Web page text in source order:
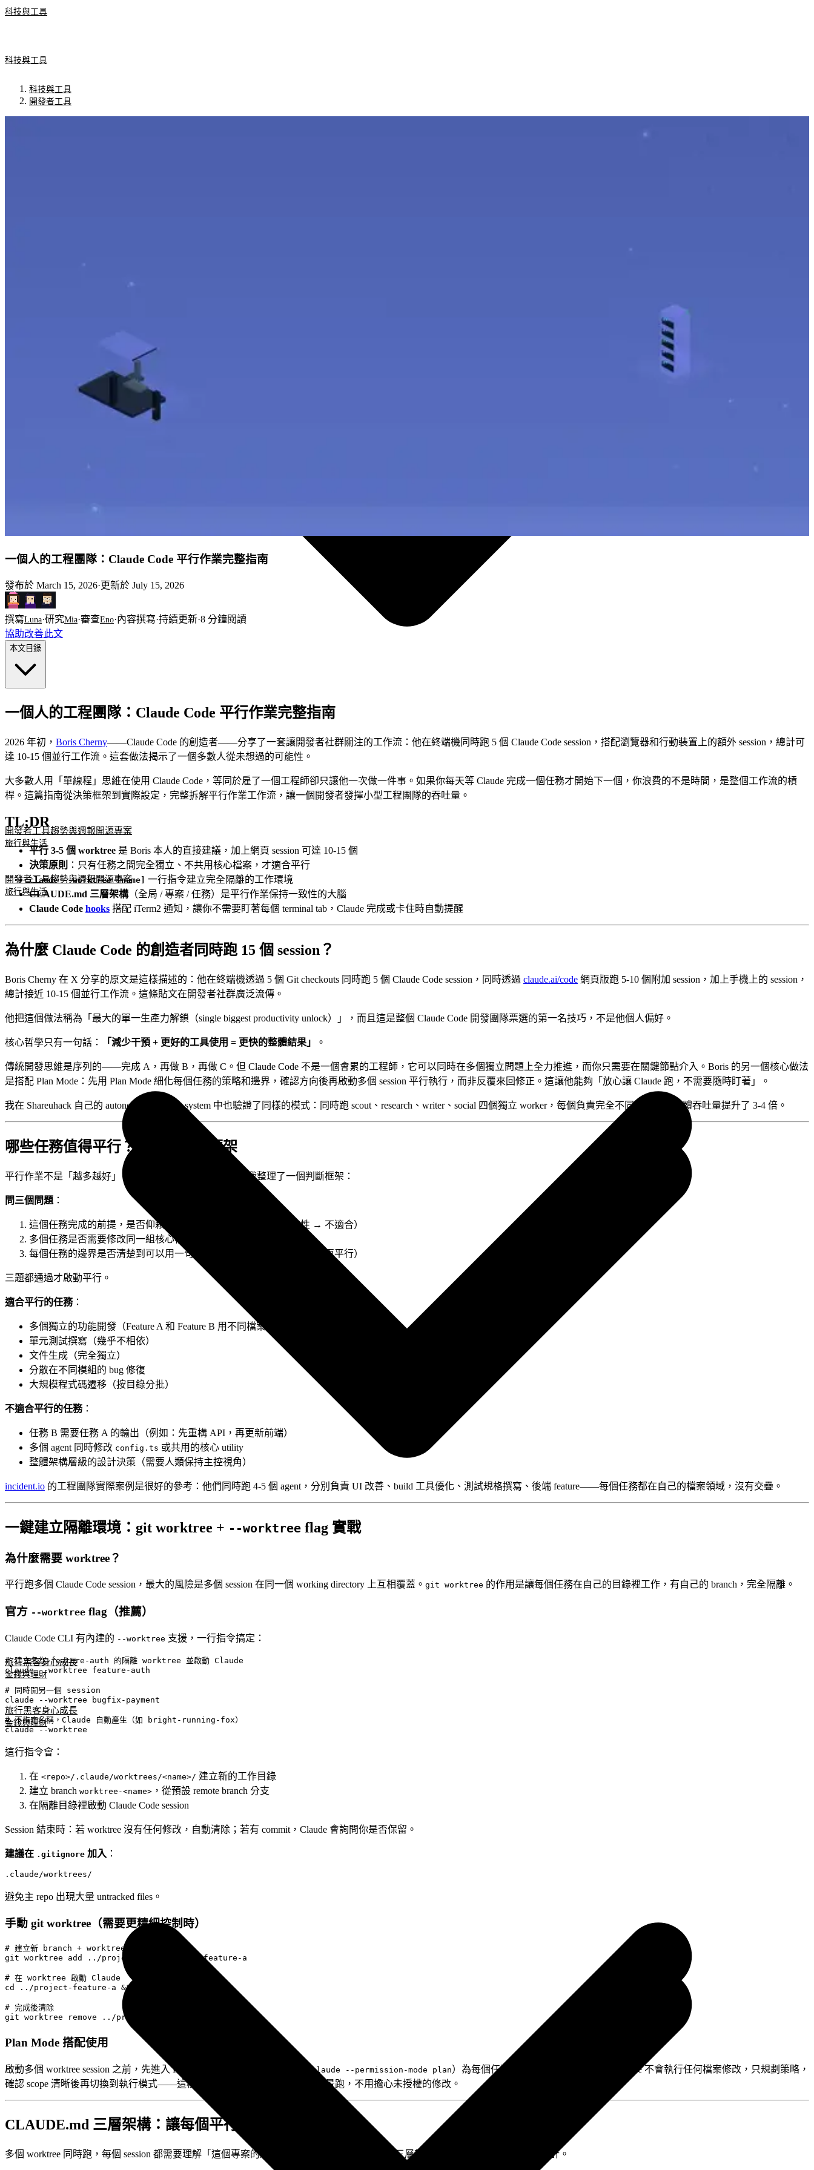
科技與工具
開發者工具趨勢與週報開源專案
旅行與生活
旅行黑客身心成長
金錢與理財
科技與工具
開發者工具趨勢與週報開源專案
旅行與生活
旅行黑客身心成長
金錢與理財
科技與工具
開發者工具
一個人的工程團隊：Claude Code 平行作業完整指南
發布於 March 15, 2026·更新於 July 15, 2026
撰寫Luna·研究Mia·審查Eno·內容撰寫·持續更新·8 分鐘閱讀
協助改善此文
本文目錄
一個人的工程團隊：Claude Code 平行作業完整指南
2026 年初， Boris Cherny——Claude Code 的創造者——分享了一套讓開發者社群關注的工作流：他在終端機同時跑 5 個 Claude Code session，搭配瀏覽器和行動裝置上的額外 session，總計可
達 10-15 個並行工作流。這套做法揭示了一個多數人從未想過的可能性。
大多數人用「單線程」思維在使用 Claude Code，等同於雇了一個工程師卻只讓他一次做一件事。如果你每天等 Claude 完成一個任務才開始下一個，你浪費的不是時間，是整個工作流的槓
桿。這篇指南從決策框架到實際設定，完整拆解平行作業工作流，讓一個開發者發揮小型工程團隊的吞吐量。
TL;DR
平行 3-5 個 worktree 是 Boris 本人的直接建議，加上網頁 session 可達 10-15 個
決策原則 ：只有任務之間完全獨立、不共用核心檔案，才適合平行
claude --worktree [name]
一行指令建立完全隔離的工作環境
CLAUDE.md 三層架構（全局 / 專案 / 任務）是平行作業保持一致性的大腦
Claude Code hooks 搭配 iTerm2 通知，讓你不需要盯著每個 terminal tab，Claude 完成或卡住時自動提醒
為什麼 Claude Code 的創造者同時跑 15 個 session？
Boris Cherny 在 X 分享的原文是這樣描述的：他在終端機透過 5 個 Git checkouts 同時跑 5 個 Claude Code session，同時透過 claude.ai/code 網頁版跑 5-10 個附加 session，加上手機上的 session，
總計接近 10-15 個並行工作流。這條貼文在開發者社群廣泛流傳。
他把這個做法稱為「最大的單一生產力解鎖（single biggest productivity unlock）」，而且這是整個 Claude Code 開發團隊票選的第一名技巧，不是他個人偏好。
核心哲學只有一句話： 「減少干預 + 更好的工具使用 = 更快的整體結果」 。
傳統開發思維是序列的——完成 A，再做 B，再做 C。但 Claude Code 不是一個會累的工程師，它可以同時在多個獨立問題上全力推進，而你只需要在關鍵節點介入。Boris 的另一個核心做法
是搭配 Plan Mode：先用 Plan Mode 細化每個任務的策略和邊界，確認方向後再啟動多個 session 平行執行，而非反覆來回修正。這讓他能夠「放心讓 Claude 跑，不需要隨時盯著」。
我在 Shareuhack 自己的 autonomous content system 中也驗證了同樣的模式：同時跑 scout、research、writer、social 四個獨立 worker，每個負責完全不同的任務，整體吞吐量提升了 3-4 倍。
哪些任務值得平行？四象限決策框架
平行作業不是「越多越好」，而是「對的任務才平行」。我整理了一個判斷框架：
問三個問題 ：
這個任務完成的前提，是否仰賴另一個進行中的任務？（有相依性 → 不適合）
多個任務是否需要修改同一組核心檔案？（有共用狀態 → 不適合）
每個任務的邊界是否清楚到可以用一句話說明？（邊界模糊 → 先拆分再平行）
三題都通過才啟動平行。
適合平行的任務：
多個獨立的功能開發（Feature A 和 Feature B 用不同檔案）
單元測試撰寫（幾乎不相依）
文件生成（完全獨立）
分散在不同模組的 bug 修復
大規模程式碼遷移（按目錄分批）
不適合平行的任務：
任務 B 需要任務 A 的輸出（例如：先重構 API，再更新前端）
多個 agent 同時修改 config.ts 或共用的核心 utility
整體架構層級的設計決策（需要人類保持主控視角）
incident.io 的工程團隊實際案例是很好的參考：他們同時跑 4-5 個 agent，分別負責 UI 改善、build 工具優化、測試規格撰寫、後端 feature——每個任務都在自己的檔案領域，沒有交疊。
一鍵建立隔離環境：git worktree + --worktree flag 實戰
為什麼需要 worktree？
平行跑多個 Claude Code session，最大的風險是多個 session 在同一個 working directory 上互相覆蓋。 git worktree 的作用是讓每個任務在自己的目錄裡工作，有自己的 branch，完全隔離。
官方 --worktree flag（推薦）
Claude Code CLI 有內建的 --worktree 支援，一行指令搞定：
# 建立名為 feature-auth 的隔離 worktree 並啟動 Claude
claude --worktree feature-auth
# 同時開另一個 session
claude --worktree bugfix-payment
# 不指定名稱，Claude 自動產生（如 bright-running-fox）
這行指令會：
在 <repo>/.claude/worktrees/<name>/ 建立新的工作目錄
建立 branch worktree-<name> ，從預設 remote branch 分支
在隔離目錄裡啟動 Claude Code session
Session 結束時：若 worktree 沒有任何修改，自動清除；若有 commit，Claude 會詢問你是否保留。
建議在 .gitignore 加入 ：
避免主 repo 出現大量 untracked files。
手動 git worktree（需要更精細控制時）
# 建立新 branch + worktree
git worktree add ../project-feature-a -b feature-a
# 在 worktree 啟動 Claude
cd ../project-feature-a && claude
# 完成後清除
Plan Mode 搭配使用
啟動多個 worktree session 之前，先進入 Plan Mode（ claude --permission-mode plan）為每個任務確認方向。Plan Mode 下 Claude 不會執行任何檔案修改，只規劃策略，
確認 scope 清晰後再切換到執行模式——這樣你就能放心讓多個 session 在背景跑，不用擔心未授權的修改。
CLAUDE.md 三層架構：讓每個平行 session 都懂規則
多個 worktree 同時跑，每個 session 都需要理解「這個專案的規則是什麼」。CLAUDE.md 的三層架構就是解決這個問題的核心設計。